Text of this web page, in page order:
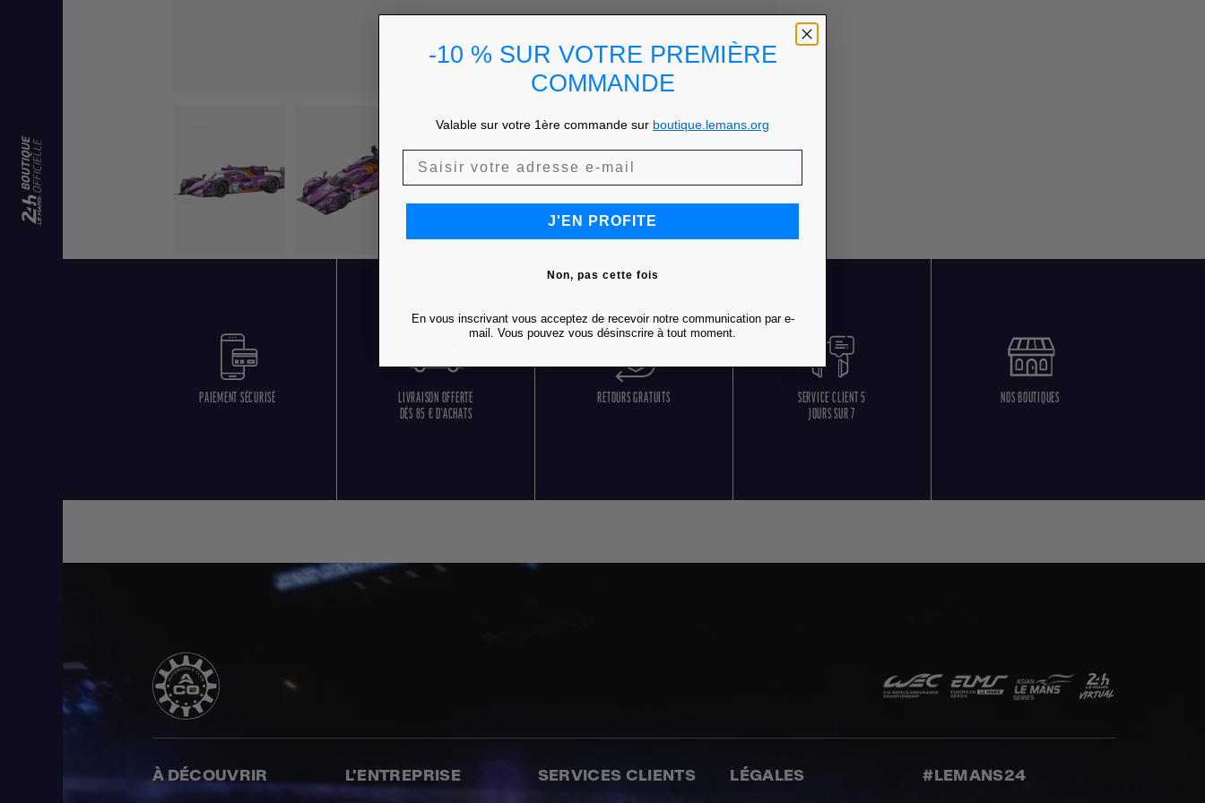
PAIEMENT SÉCURISÉ
LIVRAISON OFFERTE
DÈS 85 € D'ACHATS
RETOURS GRATUITS
SERVICE CLIENT 5
JOURS SUR 7
NOS BOUTIQUES
À DÉCOUVRIR L'ENTREPRISE SERVICES CLIENTS LÉGALES #LEMANS24
-10 % SUR VOTRE PREMIÈRE
COMMANDE
Valable sur votre 1ère commande sur boutique.lemans.org
J'EN PROFITE
Non, pas cette fois
En vous inscrivant vous acceptez de recevoir notre communication par e-
mail. Vous pouvez vous désinscrire à tout moment.